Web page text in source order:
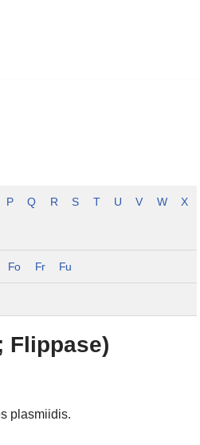
P Q R S T U V W X
Fo Fr Fu
Flippase)
plasmiidis.